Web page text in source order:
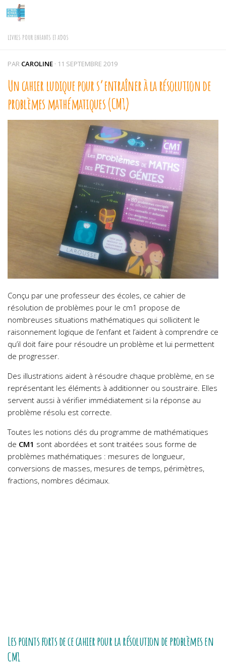
Skip to content
LIVRES POUR ENFANTS ET ADOS
PAR CAROLINE · 11 SEPTEMBRE 2019
Un cahier ludique pour s’entraîner à la résolution de
problèmes mathématiques (CM1)
Conçu par une professeur des écoles, ce cahier de
résolution de problèmes pour le cm1 propose de
nombreuses situations mathématiques qui sollicitent le
raisonnement logique de l’enfant et l’aident à comprendre ce
qu’il doit faire pour résoudre un problème et lui permettent
de progresser.
Des illustrations aident à résoudre chaque problème, en se
représentant les éléments à additionner ou soustraire. Elles
servent aussi à vérifier immédiatement si la réponse au
problème résolu est correcte.
Toutes les notions clés du programme de mathématiques
de CM1 sont abordées et sont traitées sous forme de
problèmes mathématiques : mesures de longueur,
conversions de masses, mesures de temps, périmètres,
fractions, nombres décimaux.
Les points forts de ce cahier pour la résolution de problèmes en
CM1